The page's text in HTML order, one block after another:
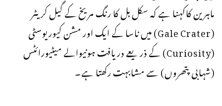
ماہرین کاکہنا ہے کہ سکل ہل کا رنگ مریخ کے گیل کریٹر
(Gale Crater) میں ناسا کے ایک اور مشن کیوریوسٹی
(Curiosity) کے ذریعے دریافت ہونیوالے میٹیورائٹس
(شہابی پتھروں) سے مشابہت رکھتا ہے۔